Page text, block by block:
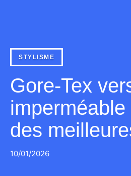
STYLISME
Gore-Tex
des
10/01/2026